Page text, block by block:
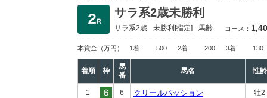
サラ系2歳未勝利
サラ系2歳 未勝利[指定] 馬齢 コース：
本賞金 （万円） 1着 500 2着 200 3着 130
着順 枠
馬
番
馬名 性齢
1 6 クリールパッション 牡2